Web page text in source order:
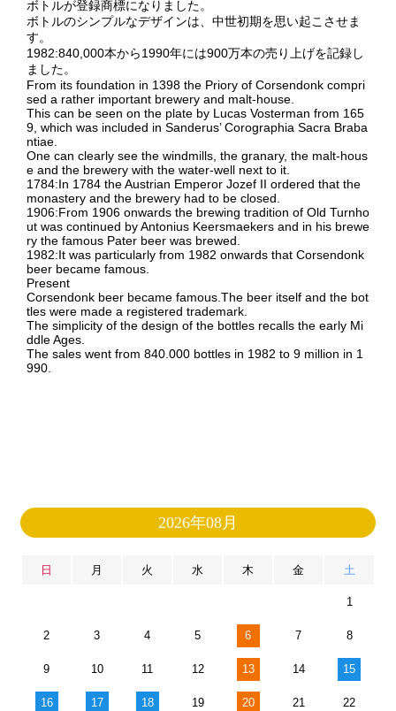
ボトルが登録商標になりました。
ボトルのシンプルなデザインは、中世初期を思い起こさせま
す。
1982:840,000本から1990年には900万本の売り上げを記録し
ました。
From its foundation in 1398 the Priory of Corsendonk compri
sed a rather important brewery and malt-house.
This can be seen on the plate by Lucas Vosterman from 165
9, which was included in Sanderus’ Corographia Sacra Braba
ntiae.
One can clearly see the windmills, the granary, the malt-hous
e and the brewery with the water-well next to it.
1784:In 1784 the Austrian Emperor Jozef II ordered that the
monastery and the brewery had to be closed.
1906:From 1906 onwards the brewing tradition of Old Turnho
ut was continued by Antonius Keersmaekers and in his brewe
ry the famous Pater beer was brewed.
1982:It was particularly from 1982 onwards that Corsendonk
beer became famous.
Present
Corsendonk beer became famous.The beer itself and the bot
tles were made a registered trademark.
The simplicity of the design of the bottles recalls the early Mi
ddle Ages.
The sales went from 840.000 bottles in 1982 to 9 million in 1
990.
2026年08月
日 月 火 水 木 金 土
1
2 3 4 5 6 7 8
9 10 11 12 13 14 15
16 17 18 19 20 21 22